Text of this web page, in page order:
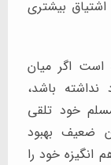
اشتیاق بیشتری
است اگر میان
نداشته باشد،
خود تلقی
ضعیف بهبود
انگیزه خود را